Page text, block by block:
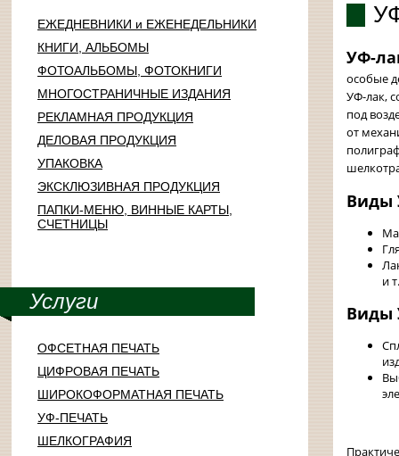
ЕЖЕДНЕВНИКИ и ЕЖЕНЕДЕЛЬНИКИ
КНИГИ, АЛЬБОМЫ
ФОТОАЛЬБОМЫ, ФОТОКНИГИ
МНОГОСТРАНИЧНЫЕ ИЗДАНИЯ
РЕКЛАМНАЯ ПРОДУКЦИЯ
ДЕЛОВАЯ ПРОДУКЦИЯ
УПАКОВКА
ЭКСКЛЮЗИВНАЯ ПРОДУКЦИЯ
ПАПКИ-МЕНЮ, ВИННЫЕ КАРТЫ,
СЧЕТНИЦЫ
Услуги
ОФСЕТНАЯ ПЕЧАТЬ
ЦИФРОВАЯ ПЕЧАТЬ
ШИРОКОФОРМАТНАЯ ПЕЧАТЬ
УФ-ПЕЧАТЬ
ШЕЛКОГРАФИЯ
УФ-
особые
УФ-лак,
под
от
Виды
и
Виды